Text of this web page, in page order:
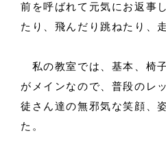
前を呼ばれて元気にお返事
たり、飛んだり跳ねたり、
私の教室では、基本、椅
がメインなので、普段のレ
徒さん達の無邪気な笑顔、
た。